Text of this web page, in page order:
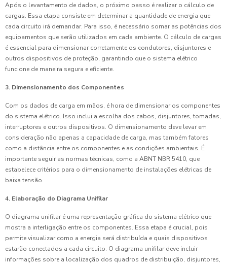
Após o levantamento de dados, o próximo passo é realizar o cálculo de
cargas. Essa etapa consiste em determinar a quantidade de energia que
cada circuito irá demandar. Para isso, é necessário somar as potências dos
equipamentos que serão utilizados em cada ambiente. O cálculo de cargas
é essencial para dimensionar corretamente os condutores, disjuntores e
outros dispositivos de proteção, garantindo que o sistema elétrico
funcione de maneira segura e eficiente.
3. Dimensionamento dos Componentes
Com os dados de carga em mãos, é hora de dimensionar os componentes
do sistema elétrico. Isso inclui a escolha dos cabos, disjuntores, tomadas,
interruptores e outros dispositivos. O dimensionamento deve levar em
consideração não apenas a capacidade de carga, mas também fatores
como a distância entre os componentes e as condições ambientais. É
importante seguir as normas técnicas, como a ABNT NBR 5410, que
estabelece critérios para o dimensionamento de instalações elétricas de
baixa tensão.
4. Elaboração do Diagrama Unifilar
O diagrama unifilar é uma representação gráfica do sistema elétrico que
mostra a interligação entre os componentes. Essa etapa é crucial, pois
permite visualizar como a energia será distribuída e quais dispositivos
estarão conectados a cada circuito. O diagrama unifilar deve incluir
informações sobre a localização dos quadros de distribuição, disjuntores,